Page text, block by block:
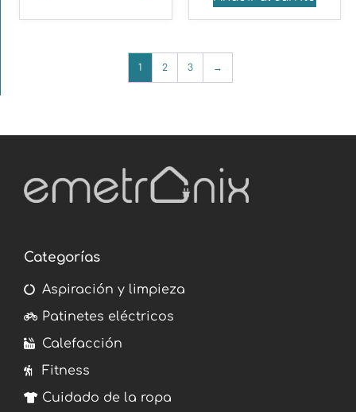
1 2 3 →
Categorías
Aspiración y limpieza
Patinetes eléctricos
Calefacción
Fitness
Cuidado de la ropa